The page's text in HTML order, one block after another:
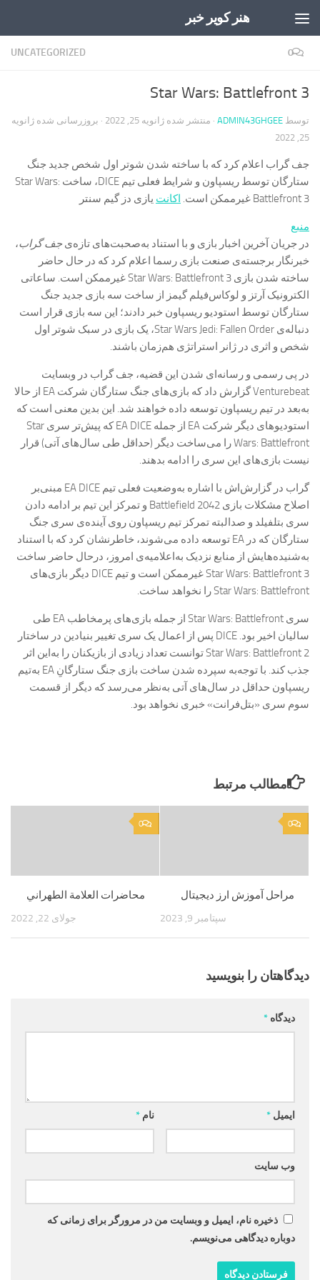
هنر کویر خبر
UNCATEGORIZED 0
Star Wars: Battlefront 3
توسط ADMIN43GHGEE · منتشر شده ژانویه 25, 2022 · بروزرسانی شده ژانویه
25, 2022
جف گراب اعلام کرد که با ساخته شدن شوتر اول شخص جدید جنگ
ستارگان توسط ریسپاون و شرایط فعلی تیم DICE، ساخت Star Wars:
Battlefront 3 غیرممکن است.
اکانت یازی دز گیم سنتر
منبع
در جریان آخرین اخبار بازی و با استناد به‌صحبت‌های تازه‌یجف گراب،
خبرنگار برجسته‌ی صنعت بازی رسما اعلام کرد که در حال حاضر
ساخته شدن بازی Star Wars: Battlefront 3 غیرممکن است. ساعاتی
الکترونیک آرتز و لوکاس‌فیلم گیمز از ساخت سه بازی جدید جنگ
ستارگان توسط استودیو ریسپاون خبر دادند؛ این سه بازی قرار است
دنباله‌ی Star Wars Jedi: Fallen Order، یک بازی در سبک شوتر اول‌
شخص و اثری در ژانر استراتژی هم‌زمان باشند.
در پی رسمی و رسانه‌ای شدن این قضیه، جف گراب در وبسایت
Venturebeat گزارش داد که بازی‌های جنگ ستارگان شرکت EA از حالا
به‌بعد در تیم ریسپاون توسعه داده خواهند شد. این بدین معنی است که
استودیوهای دیگر شرکت EA از جمله EA DICE که پیش‌تر سری Star
Wars: Battlefront را می‌ساخت دیگر (حداقل طی سال‌های آتی) قرار
نیست بازی‌های این سری را ادامه بدهند.
گراب در گزارش‌اش با اشاره‌ به‌وضعیت فعلی تیم EA DICE مبنی‌بر
اصلاح مشکلات بازی Battlefield 2042 و تمرکز این تیم بر ادامه دادن
سری بتلفیلد و صدالبته تمرکز تیم ریسپاون روی آینده‌ی سری جنگ
ستارگان که در EA توسعه داده می‌شوند، خاطرنشان کرد که با استناد
به‌شنیده‌هایش از منابع نزدیک به‌اعلامیه‌ی امروز، درحال حاضر ساخت
Star Wars: Battlefront 3 غیرممکن است و تیم DICE دیگر بازی‌های
Star Wars: Battlefront را نخواهد ساخت.
سری Star Wars: Battlefront از جمله بازی‌های پرمخاطب EA طی
سالیان اخیر بود. DICE پس از اعمال یک سری تغییر بنیادین در ساختار
Star Wars: Battlefront 2 توانست تعداد زیادی از بازیکنان را به‌این اثر
جذب کند. با توجه‌به سپرده شدن ساخت بازی جنگ ستارگانِ EA به‌تیم
ریسپاون حداقل در سال‌های آتی به‌نظر می‌رسد که دیگر از قسمت
سوم سری «بتل‌فرانت» خبری نخواهد بود.
مطالب مرتبط
0
محاضرات العلامة الطهراني
جولای 22, 2022
0
مراحل آموزش ارز دیجیتال
سپتامبر 9, 2023
دیدگاهتان را بنویسید
دیدگاه *
نام * ایمیل *
وب‌ سایت
ذخیره نام، ایمیل و وبسایت من در مرورگر برای زمانی که
دوباره دیدگاهی می‌نویسم.